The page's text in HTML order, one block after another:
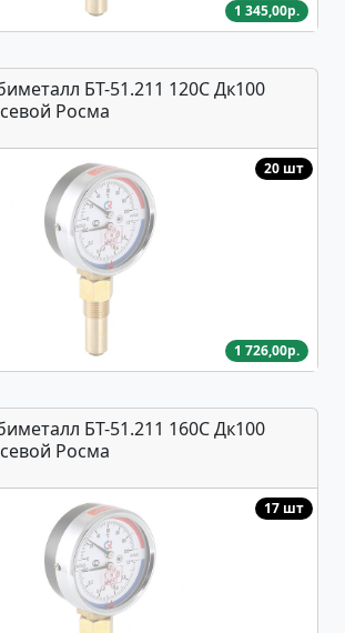
1 345,00р.
БТ-51.211 120С Дк100
Росма
20 шт
1 726,00р.
БТ-51.211 160С Дк100
Росма
17 шт